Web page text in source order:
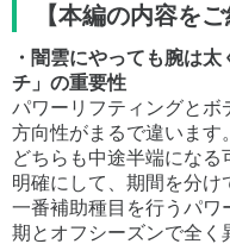
【本編の内容をご
・闇雲にやっても腕は
チ」の重要性
パワーリフティングとボ
方向性がまるで違います
どちらも中途半端にな
明確にして、期間を分
一番補助種目を行うパワ
期とオフシーズンで全く